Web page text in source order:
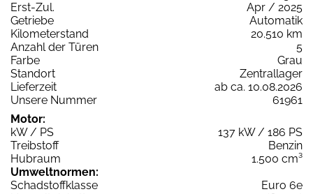
Erst-Zul.
Apr / 2025
Getriebe
Automatik
Kilometerstand
20.510 km
Anzahl der Türen
5
Farbe
Grau
Standort
Zentrallager
Lieferzeit
ab ca. 10.08.2026
Unsere Nummer
61961
Motor:
kW / PS
137 kW / 186 PS
Treibstoff
Benzin
Hubraum
1.500 cm³
Umweltnormen:
Schadstoffklasse
Euro 6e